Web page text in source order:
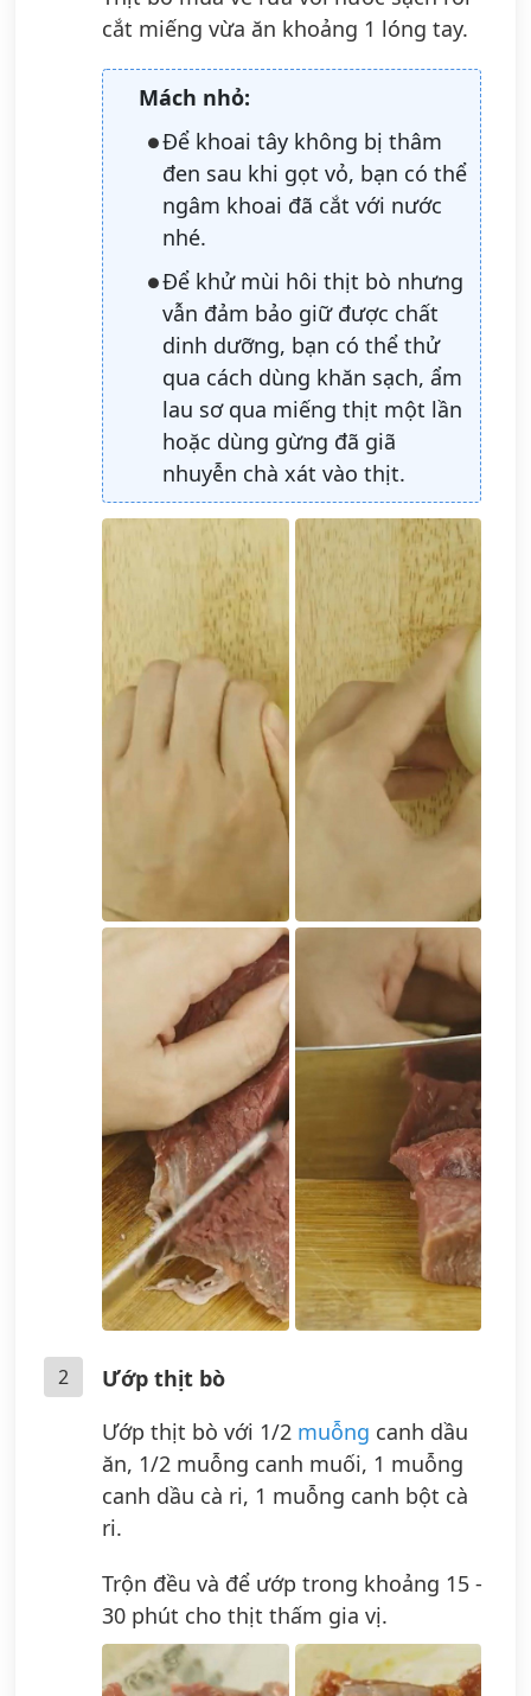
cắt miếng vừa ăn khoảng 1 lóng tay.
Mách nhỏ:
Để khoai tây không bị thâm
đen sau khi gọt vỏ, bạn có thể
ngâm khoai đã cắt với nước
nhé.
Để khử mùi hôi thịt bò nhưng
vẫn đảm bảo giữ được chất
dinh dưỡng, bạn có thể thử
qua cách dùng khăn sạch, ẩm
lau sơ qua miếng thịt một lần
hoặc dùng gừng đã giã
nhuyễn chà xát vào thịt.
2
Ướp thịt bò
Ướp thịt bò với 1/2 muỗng canh dầu
ăn, 1/2 muỗng canh muối, 1 muỗng
canh dầu cà ri, 1 muỗng canh bột cà
ri.
Trộn đều và để ướp trong khoảng 15 -
30 phút cho thịt thấm gia vị.